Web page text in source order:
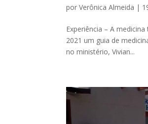
porVerônica Almeida |
Experiência – A
2021 um guia de
no ministério, Vivian...